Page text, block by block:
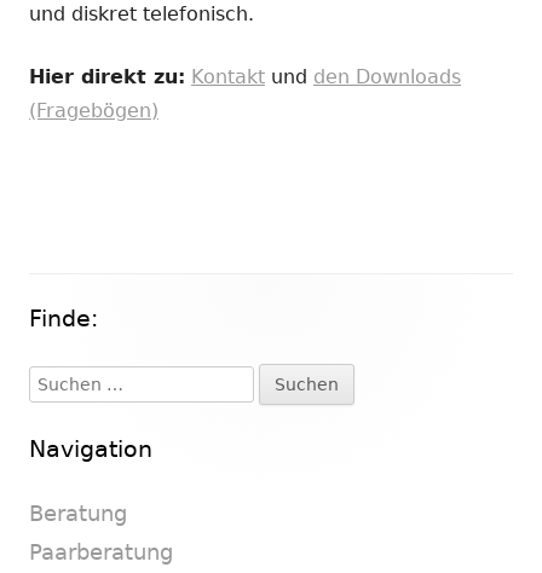
und diskret telefonisch.
Hier direkt zu: Kontakt und den Downloads
(Fragebögen)
Haupt-
Seitenleiste
Finde:
Suchen
nach:
Navigation
Beratung
Paarberatung